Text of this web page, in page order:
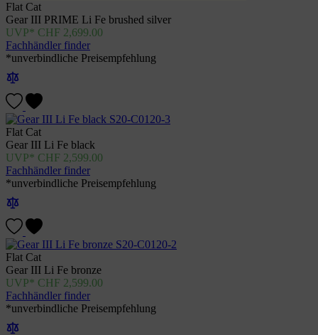
Flat Cat
Gear III PRIME Li Fe brushed silver
CHF 2,699.00
Fachhändler finder
*unverbindliche Preisempfehlung
Flat Cat
Gear III Li Fe black
CHF 2,599.00
Fachhändler finder
*unverbindliche Preisempfehlung
Flat Cat
Gear III Li Fe bronze
CHF 2,599.00
Fachhändler finder
*unverbindliche Preisempfehlung